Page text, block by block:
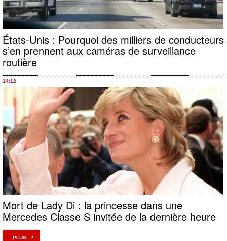
États-Unis : Pourquoi des milliers de conducteurs
s’en prennent aux caméras de surveillance
routière
14:12
Mort de Lady Di : la princesse dans une
Mercedes Classe S invitée de la dernière heure
PLUS